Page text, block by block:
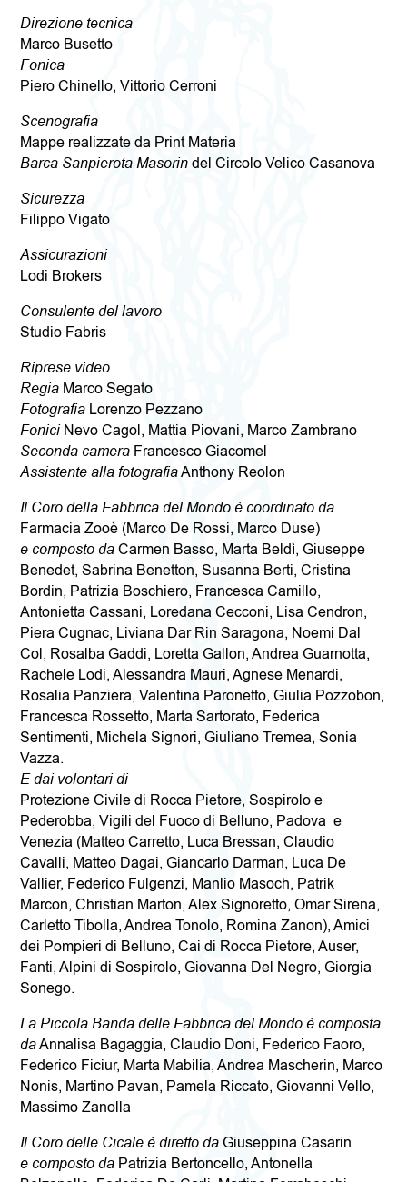
Direzione tecnica
Marco Busetto
Fonica
Piero Chinello, Vittorio Cerroni
Scenografia
Mappe realizzate da Print Materia
Barca Sanpierota Masorindel Circolo Velico Casanova
Sicurezza
Filippo Vigato
Assicurazioni
Lodi Brokers
Consulente del lavoro
Studio Fabris
Riprese video
Regia Marco Segato
Fotografia Lorenzo Pezzano
FoniciNevo Cagol, Mattia Piovani, Marco Zambrano
Seconda camera Francesco Giacomel
Assistente alla fotografiaAnthony Reolon
Il Coro della Fabbrica del Mondo è coordinato da
Farmacia Zooè (Marco De Rossi, Marco Duse)
e composto daCarmen Basso, Marta Beldì, Giuseppe
Benedet, Sabrina Benetton, Susanna Berti, Cristina
Bordin, Patrizia Boschiero, Francesca Camillo,
Antonietta Cassani, Loredana Cecconi, Lisa Cendron,
Piera Cugnac, Liviana Dar Rin Saragona, Noemi Dal
Col, Rosalba Gaddi, Loretta Gallon, Andrea Guarnotta,
Rachele Lodi, Alessandra Mauri, Agnese Menardi,
Rosalia Panziera, Valentina Paronetto, Giulia Pozzobon,
Francesca Rossetto, Marta Sartorato, Federica
Sentimenti, Michela Signori, Giuliano Tremea, Sonia
Vazza.
E dai volontari di
Protezione Civile di Rocca Pietore, Sospirolo e
Pederobba, Vigili del Fuoco di Belluno, Padova e
Venezia (Matteo Carretto, Luca Bressan, Claudio
Cavalli, Matteo Dagai, Giancarlo Darman, Luca De
Vallier, Federico Fulgenzi, Manlio Masoch, Patrik
Marcon, Christian Marton, Alex Signoretto, Omar Sirena,
Carletto Tibolla, Andrea Tonolo, Romina Zanon), Amici
dei Pompieri di Belluno, Cai di Rocca Pietore, Auser,
Fanti, Alpini di Sospirolo, Giovanna Del Negro, Giorgia
Sonego.
La Piccola Banda delle Fabbrica del Mondo è composta
daAnnalisa Bagaggia, Claudio Doni, Federico Faoro,
Federico Ficiur, Marta Mabilia, Andrea Mascherin, Marco
Nonis, Martino Pavan, Pamela Riccato, Giovanni Vello,
Massimo Zanolla
Il Coro delle Cicale è diretto daGiuseppina Casarin
e composto da Patrizia Bertoncello, Antonella